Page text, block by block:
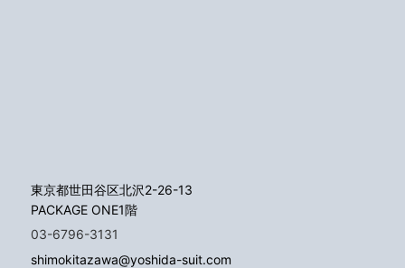
東京都世田谷区北沢2-26-13
PACKAGE ONE1階
03-6796-3131
shimokitazawa@yoshida-suit.com